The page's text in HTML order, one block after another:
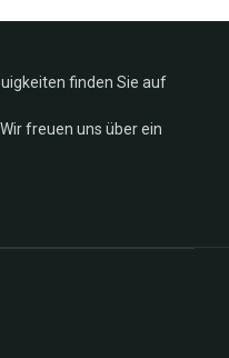
Sie auf
freuen uns über ein